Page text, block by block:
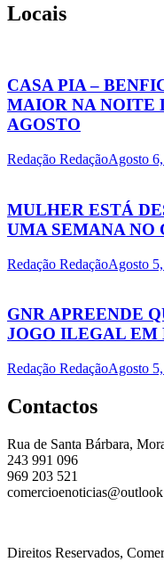
Locais
CASA PIA –
MAIOR NA NOITE
AGOSTO
Redação RedaçãoAgosto
MULHER ESTÁ
UMA SEMANA NO
Redação RedaçãoAgosto
GNR APREENDE
JOGO ILEGAL EM
Redação RedaçãoAgosto
Contactos
Rua de Santa Bárbara,
243 991 096
969 203 521
Direitos Reservados,